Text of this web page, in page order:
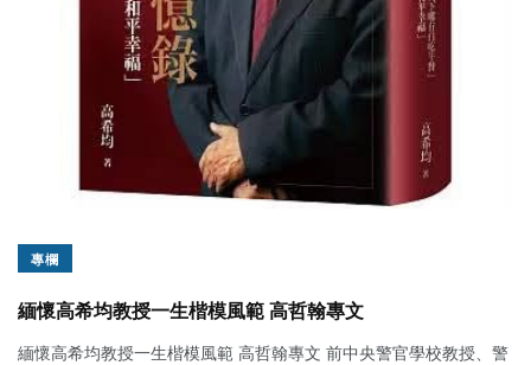
專欄
緬懷高希均教授一生楷模風範 高哲翰專文
緬懷高希均教授一生楷模風範 高哲翰專文 前中央警官學校教授、警